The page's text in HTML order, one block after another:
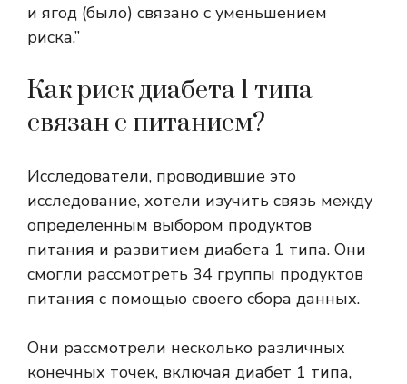
и ягод (было) связано с уменьшением
риска.”
Как риск диабета 1 типа
связан с питанием?
Исследователи, проводившие это
исследование, хотели изучить связь между
определенным выбором продуктов
питания и развитием диабета 1 типа. Они
смогли рассмотреть 34 группы продуктов
питания с помощью своего сбора данных.
Они рассмотрели несколько различных
конечных точек, включая диабет 1 типа,